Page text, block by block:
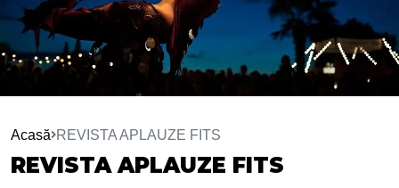
Acasă REVISTA APLAUZE FITS
REVISTA APLAUZE FITS